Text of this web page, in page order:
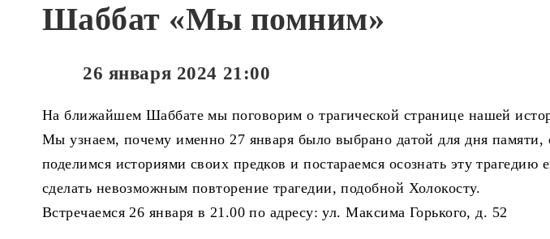
Шаббат «Мы помним»
26 января 2024 21:00
На ближайшем Шаббате мы поговорим о трагической странице нашей
Мы узнаем, почему именно 27 января было выбрано датой для дня памяти,
поделимся историями своих предков и постараемся осознать эту трагедию
сделать невозможным повторение трагедии, подобной Холокосту.
Встречаемся 26 января в 21.00 по адресу: ул. Максима Горького, д. 52